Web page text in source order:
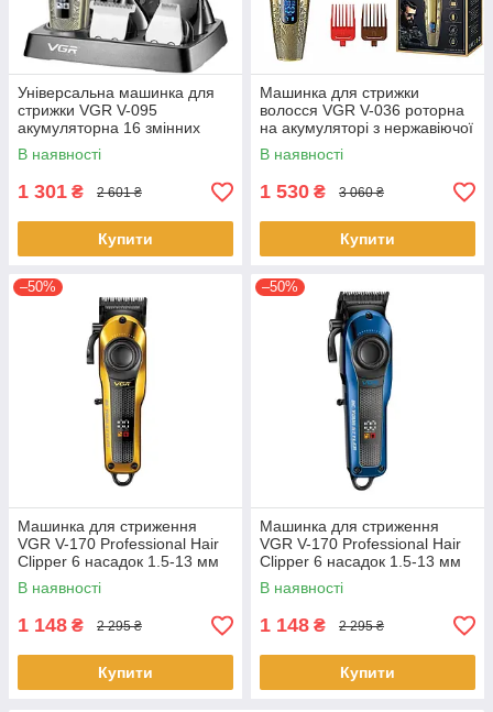
Універсальна машинка для
стрижки VGR V-095
акумуляторна 16 змінних
насадок з триммером LED-
дисплей Золотиста
В наявності
1 301 ₴ 2 601 ₴
Купити
Машинка для стрижки
волосся VGR V-036 роторна
на акумуляторі з нержавіючої
сталі 8 насадок 8 Вт
Золотиста
В наявності
1 530 ₴ 3 060 ₴
Купити
–50%
Машинка для стриження
VGR V-170 Professional Hair
Clipper 6 насадок 1.5-13 мм
LED-дисплей акумуляторна 5
Вт Золотиста
В наявності
1 148 ₴ 2 295 ₴
Купити
–50%
Машинка для стриження
VGR V-170 Professional Hair
Clipper 6 насадок 1.5-13 мм
LED-дисплей акумуляторна 5
Вт Синя
В наявності
1 148 ₴ 2 295 ₴
Купити